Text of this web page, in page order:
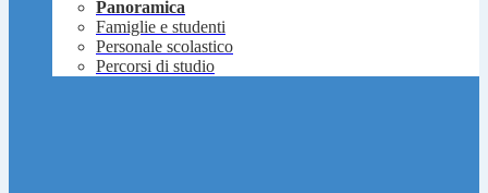
Panoramica
Famiglie e studenti
Personale scolastico
Percorsi di studio